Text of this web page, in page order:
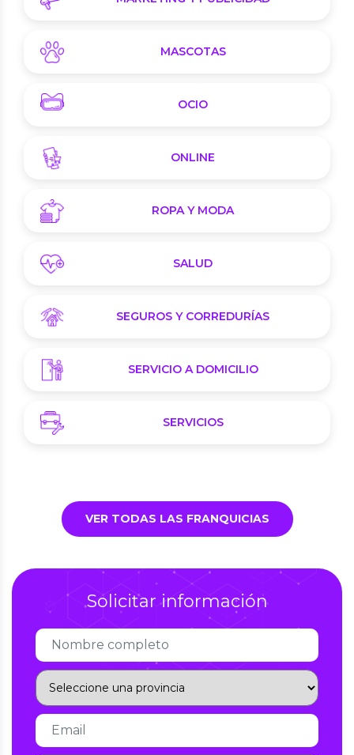
MASCOTAS
OCIO
ONLINE
ROPA Y MODA
SALUD
SEGUROS Y CORREDURÍAS
SERVICIO A DOMICILIO
SERVICIOS
VER TODAS LAS FRANQUICIAS
Solicitar información